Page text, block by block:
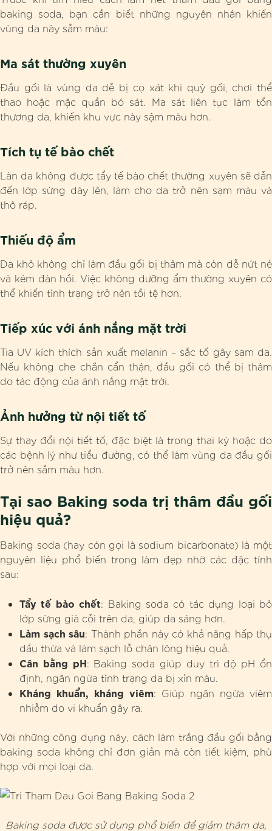
baking soda, bạn cần biết những nguyên nhân khiến
vùng da này sẫm màu:
Ma sát thường xuyên
Đầu gối là vùng da dễ bị cọ xát khi quỳ gối, chơi thể
thao hoặc mặc quần bó sát. Ma sát liên tục làm tổn
thương da, khiến khu vực này sậm màu hơn.
Tích tụ tế bào chết
Làn da không được tẩy tế bào chết thường xuyên sẽ dẫn
đến lớp sừng dày lên, làm cho da trở nên sạm màu và
thô ráp.
Thiếu độ ẩm
Da khô không chỉ làm đầu gối bị thâm mà còn dễ nứt nẻ
và kém đàn hồi. Việc không dưỡng ẩm thường xuyên có
thể khiến tình trạng trở nên tồi tệ hơn.
Tiếp xúc với ánh nắng mặt trời
Tia UV kích thích sản xuất melanin – sắc tố gây sạm da.
Nếu không che chắn cẩn thận, đầu gối có thể bị thâm
do tác động của ánh nắng mặt trời.
Ảnh hưởng từ nội tiết tố
Sự thay đổi nội tiết tố, đặc biệt là trong thai kỳ hoặc do
các bệnh lý như tiểu đường, có thể làm vùng da đầu gối
trở nên sẫm màu hơn.
Tại sao Baking soda trị thâm đầu gối
hiệu quả?
Baking soda (hay còn gọi là sodium bicarbonate) là một
nguyên liệu phổ biến trong làm đẹp nhờ các đặc tính
sau:
Tẩy tế bào chết: Baking soda có tác dụng loại bỏ
lớp sừng già cỗi trên da, giúp da sáng hơn.
Làm sạch sâu: Thành phần này có khả năng hấp thụ
dầu thừa và làm sạch lỗ chân lông hiệu quả.
Cân bằng pH: Baking soda giúp duy trì độ pH ổn
định, ngăn ngừa tình trạng da bị xỉn màu.
Kháng khuẩn, kháng viêm: Giúp ngăn ngừa viêm
nhiễm do vi khuẩn gây ra.
Với những công dụng này, cách làm trắng đầu gối bằng
baking soda không chỉ đơn giản mà còn tiết kiệm, phù
hợp với mọi loại da.
Baking soda được sử dụng phổ biến để giảm thâm da,